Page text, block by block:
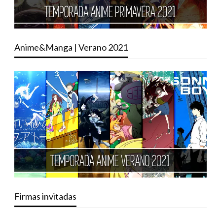
Anime&Manga | Verano 2021
Firmas invitadas